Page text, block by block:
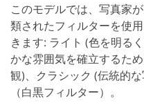
このモデルでは、写真家
類されたフィルターを使
きます: ライト (色を明る
かな雰囲気を確立するた
観)、クラシック (伝統的
（白黒フィルター）。